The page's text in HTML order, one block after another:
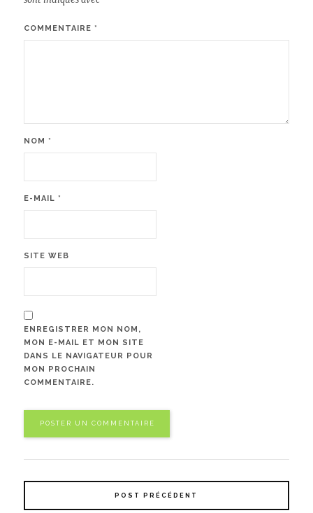
COMMENTAIRE *
NOM *
E-MAIL *
SITE WEB
ENREGISTRER MON NOM,
MON E-MAIL ET MON SITE
DANS LE NAVIGATEUR POUR
MON PROCHAIN
COMMENTAIRE.
POST PRÉCÉDENT